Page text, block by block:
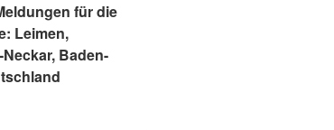
für die
Leimen,
Baden-